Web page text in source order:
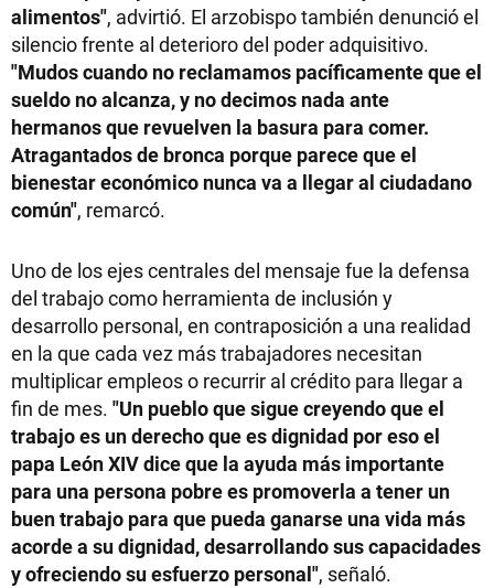
alimentos", advirtió. El arzobispo también denunció el
silencio frente al deterioro del poder adquisitivo.
"Mudos cuando no reclamamos pacíficamente que el
sueldo no alcanza, y no decimos nada ante
hermanos que revuelven la basura para comer.
Atragantados de bronca porque parece que el
bienestar económico nunca va a llegar al ciudadano
común", remarcó.
Uno de los ejes centrales del mensaje fue la defensa
del trabajo como herramienta de inclusión y
desarrollo personal, en contraposición a una realidad
en la que cada vez más trabajadores necesitan
multiplicar empleos o recurrir al crédito para llegar a
fin de mes. "Un pueblo que sigue creyendo que el
trabajo es un derecho que es dignidad por eso el
papa León XIV dice que la ayuda más importante
para una persona pobre es promoverla a tener un
buen trabajo para que pueda ganarse una vida más
acorde a su dignidad, desarrollando sus capacidades
y ofreciendo su esfuerzo personal", señaló.